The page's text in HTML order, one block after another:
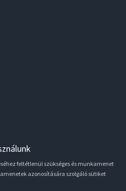
feltétlenül szükséges és munkamenet
azonosítására szolgáló sütiket